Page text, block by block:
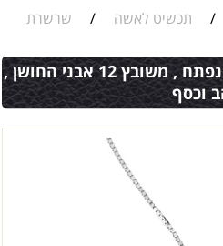
/ תכשיט לאשה /
שרשרת
תליון חושן "תיקון הכללי" נפתח , משובץ 12 אבני החושן ,
וכסף